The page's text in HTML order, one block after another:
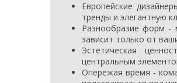
Европейские
тренды и элегантную
Разнообразие форм -
зависит только от
Эстетическая
центральным
Опережая время -